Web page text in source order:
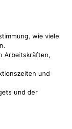
wie viele
Arbeitskräften,
und
und der